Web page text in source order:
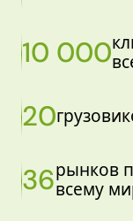
10 000
20
36рынков
всему